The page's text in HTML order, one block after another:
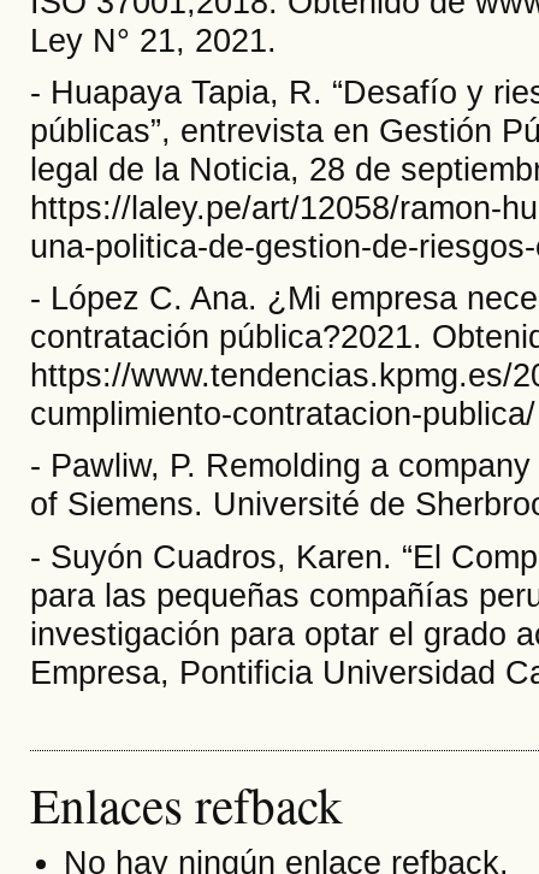
Ley N° 21, 2021.
- Huapaya Tapia, R. “Desafío y
públicas”, entrevista en Gestión
legal de la Noticia, 28 de
https://laley.pe/art/12058/ramon-
una-politica-de-gestion-de-
- López C. Ana. ¿Mi empresa
contratación pública?2021.
https://www.tendencias.kpmg.es/
cumplimiento-contratacion-publica/
- Pawliw, P. Remolding a
of Siemens. Université de
- Suyón Cuadros, Karen. “El
para las pequeñas compañías
investigación para optar el grado
Empresa, Pontificia Universidad
Enlaces refback
No hay ningún enlace refback.